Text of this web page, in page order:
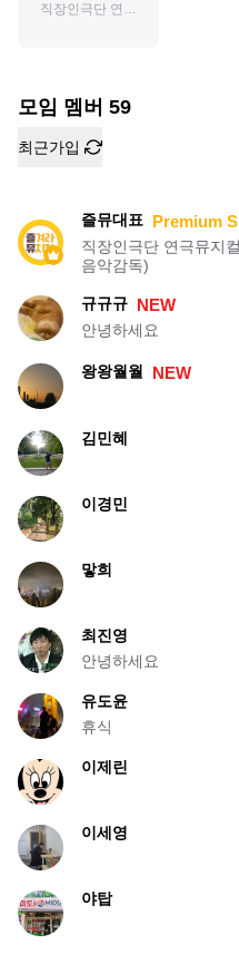
직장인극단 연극
모임 멤버 59
최근가입
즐뮤대표 Premium
직장인극단 연극뮤지
음악감독)
규규규 NEW
안녕하세요
왕왕월월 NEW
김민혜
이경민
맣희
최진영
안녕하세요
유도윤
휴식
이제린
이세영
야탑